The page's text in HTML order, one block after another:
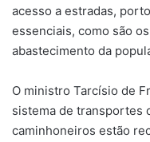
acesso a estradas,
essenciais, como são
abastecimento da
O ministro Tarcísio de
sistema de transportes
caminhoneiros estão